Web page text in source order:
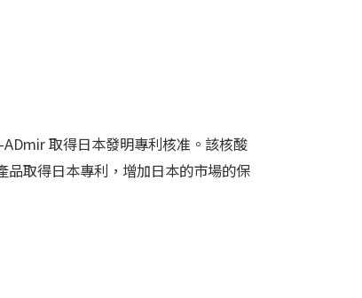
取得日本發明專利核准。該核酸
取得日本專利，增加日本的市場的保